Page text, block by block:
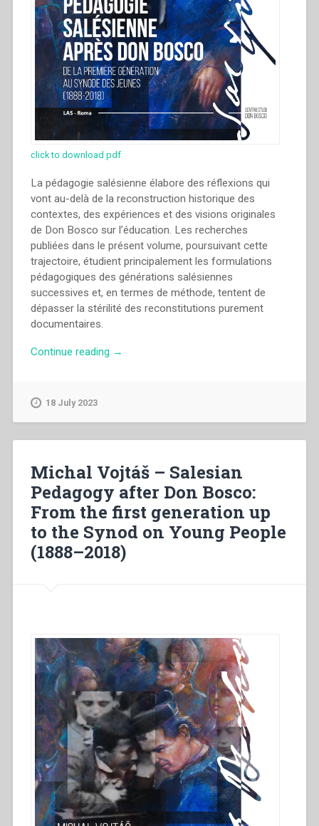
click to download pdf
La pédagogie salésienne élabore des réflexions qui
vont au-delà de la reconstruction historique des
contextes, des expériences et des visions originales
de Don Bosco sur l’éducation. Les recherches
publiées dans le présent volume, poursuivant cette
trajectoire, étudient principalement les formulations
pédagogiques des générations salésiennes
successives et, en termes de méthode, tentent de
dépasser la stérilité des reconstitutions purement
documentaires.
Continue reading “Michal
De
la
première
génération
au
synode
→
18 July 2023
Michal Vojtáš – Salesian
Pedagogy after Don Bosco:
From the first generation up
to the Synod on Young People
(1888–2018)